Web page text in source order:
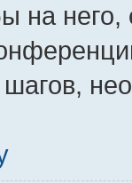
на
шагов,